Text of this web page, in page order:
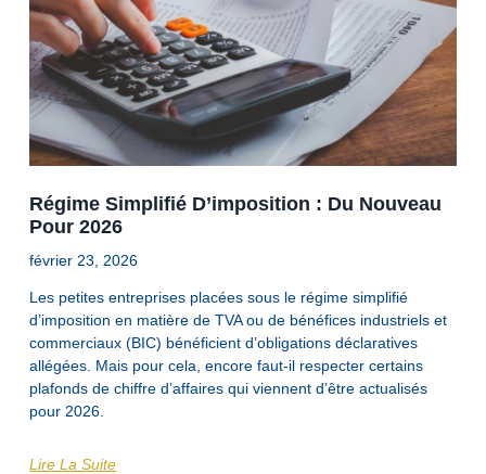
Régime Simplifié D’imposition : Du Nouveau
Pour 2026
février 23, 2026
Les petites entreprises placées sous le régime simplifié
d’imposition en matière de TVA ou de bénéfices industriels et
commerciaux (BIC) bénéficient d’obligations déclaratives
allégées. Mais pour cela, encore faut-il respecter certains
plafonds de chiffre d’affaires qui viennent d’être actualisés
pour 2026.
Lire La Suite